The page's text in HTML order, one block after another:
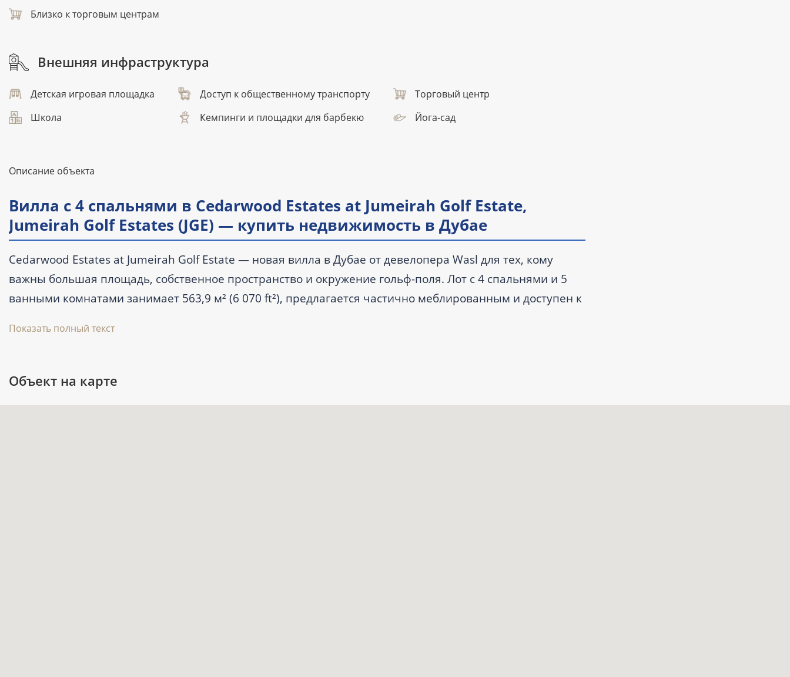
Близко к торговым центрам
Внешняя инфраструктура
Детская игровая площадка Доступ к общественному транспорту
Торговый центр
Школа
Кемпинги и площадки для барбекю Йога-сад
Описание объекта
Вилла с 4 спальнями в Cedarwood Estates at Jumeirah Golf Estate,
Jumeirah Golf Estates (JGE) — купить недвижимость в Дубае
Cedarwood Estates at Jumeirah Golf Estate — новая вилла в Дубае от девелопера Wasl для тех, кому
важны большая площадь, собственное пространство и окружение гольф-поля. Лот с 4 спальнями и 5
ванными комнатами занимает 563,9 м² (6 070 ft²), предлагается частично меблированным и доступен к
Тип: вилла с 4 спальнями и 5 ванными комнатами.
Показать полный текст
Объект на карте